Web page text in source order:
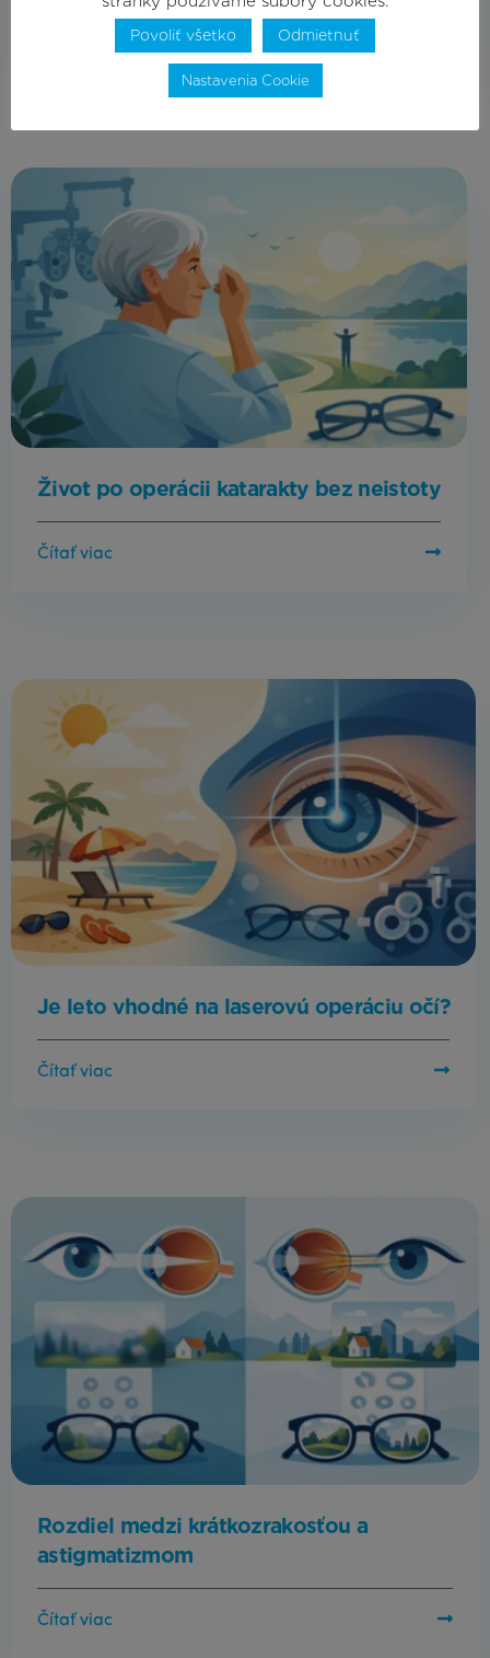
Život po operácii katarakty bez neistoty
Čítať viac
Je leto vhodné na laserovú operáciu očí?
Čítať viac
Rozdiel medzi krátkozrakosťou a
astigmatizmom
Čítať viac
Povoliť všetko Odmietnuť
Nastavenia Cookie